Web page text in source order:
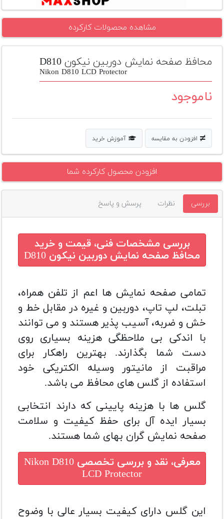
پلاس
افزودن
دست
دوم
دوربین
بله
مشاهده محصولات کارکرده
محافظ صفحه نمایش دوربین نیکون D810
Nikon D810 LCD Protector
ناموجود
افزودن به مقایسه آموزش خرید
افزودن محصول کارکرده شما
بررسی نظرات پرسش و پاسخ
بررسی مشخصات فنی، قیمت و خرید
محافظ صفحه نمایش دوربین نیکون D810
تمامی صفحه نمایش ها اعم از تلفن همراه،
تبلت، لپ تاپ، دوربین و غیره در مقابل خط و
خش و ضربه، آسیب پذیر هستند و می توانند
با اندکی بی ملاحظگی هزینه بسیاری روی
دست شما بگذارند. بهترین راهکار برای
مراقبت از مانیتور وسیله الکتریکی خود
استفاده از گلس های محافظ می باشد.
گلس ها با هزینه پایینی که دارند انتخابی
بسیار ایده آل برای حفظ کیفیت و سلامت
صفحه نمایش گران بهای شما هستند.
معرفی، نقد و بررسی تخصصیNikon D810
LCD Protector
این گلس دارای کیفیت بسیار عالی با وضوح